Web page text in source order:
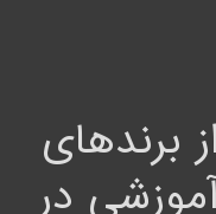
برندهای
در